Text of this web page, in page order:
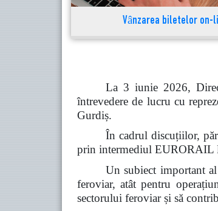
Vânzarea biletelor on-
La 3 iunie 2026,
întrevedere de lucru cu
Gurdiș.
În cadrul discuțiilor,
prin intermediul EURORAIL
Un subiect important
feroviar, atât pentru
sectorului feroviar și să